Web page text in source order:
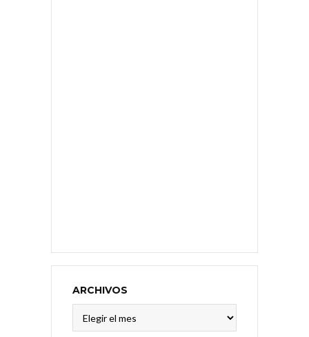
ARCHIVOS